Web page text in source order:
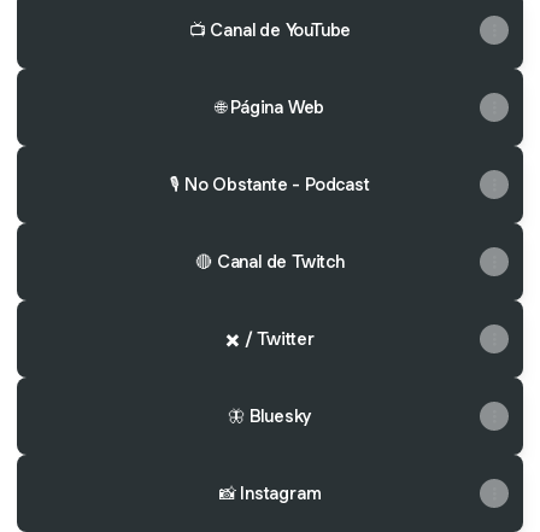
📺 Canal de YouTube
🌐 Página Web
🎙️ No Obstante - Podcast
🔴 Canal de Twitch
✖️ / Twitter
🦋 Bluesky
📸 Instagram